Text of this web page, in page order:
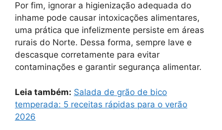
Por fim, ignorar a higienização adequada do
inhame pode causar intoxicações alimentares,
uma prática que infelizmente persiste em áreas
rurais do Norte. Dessa forma, sempre lave e
descasque corretamente para evitar
contaminações e garantir segurança alimentar.
Leia também: Salada de grão de bico
temperada: 5 receitas rápidas para o verão
2026